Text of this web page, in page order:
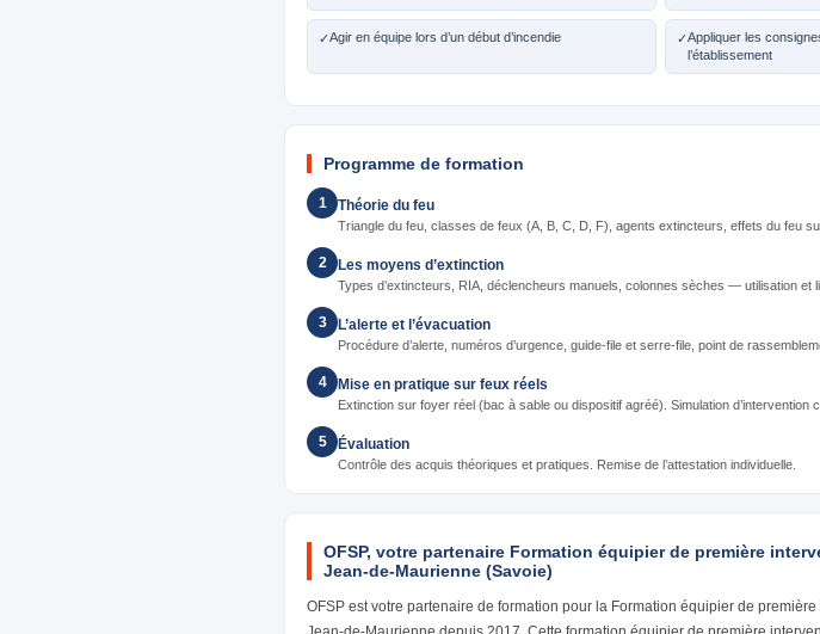
✓Agir en équipe lors d’un début d’incendie ✓Appliquer les
l’établissement
Programme de formation
1 Théorie du feu
Triangle du feu, classes de feux (A, B, C, D, F), agents extincteurs, effets du feu
2 Les moyens d’extinction
Types d’extincteurs, RIA, déclencheurs manuels, colonnes sèches — utilisation et
3 L’alerte et l’évacuation
Procédure d’alerte, numéros d’urgence, guide-file et serre-file, point de
4 Mise en pratique sur feux réels
Extinction sur foyer réel (bac à sable ou dispositif agréé). Simulation d’intervention
5 Évaluation
Contrôle des acquis théoriques et pratiques. Remise de l’attestation individuelle.
OFSP, votre partenaire Formation équipier de première
Jean-de-Maurienne (Savoie)
OFSP est votre partenaire de formation pour la Formation équipier de